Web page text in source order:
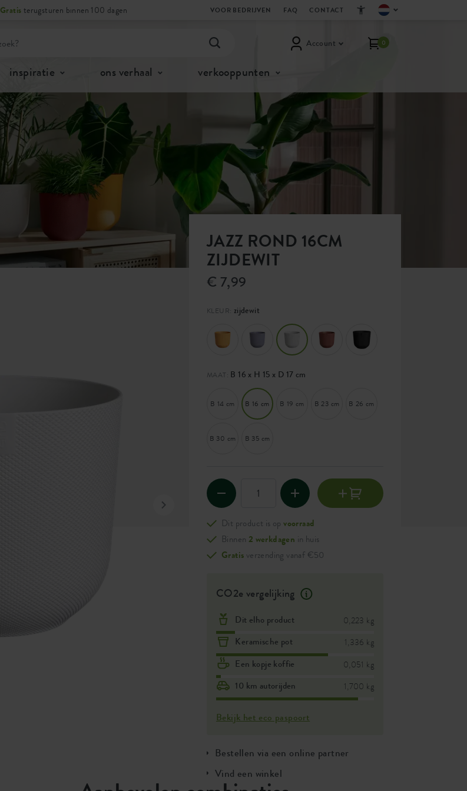
Gratis terugsturen binnen 100 dagen VOOR BEDRIJVEN FAQ CONTACT
Account 0
inspiratie ons verhaal verkooppunten
JAZZ ROND 16CM
ZIJDEWIT
€ 7,99
KLEUR: zijdewit
MAAT: B 16 x H 15 x D 17 cm
B 14 cm B 16 cm B 19 cm B 23 cm B 26 cm
B 30 cm B 35 cm
Dit product is opvoorraad
Binnen 2 werkdagen in huis
Gratis verzending vanaf €50
CO2e vergelijking
Dit elho product 0,223 kg
Keramische pot 1,336 kg
Een kopje koffie 0,051 kg
10 km autorijden 1,700 kg
Bekijk het eco paspoort
Bestellen via een online partner
Vind een winkel